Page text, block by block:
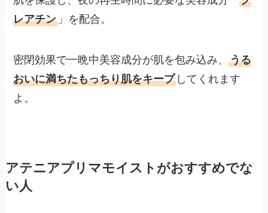
レアチン 」を配合。
密閉効果で一晩中美容成分が肌を包み込み、うる
おいに満ちたもっちり肌をキープ してくれます
よ。
アテニアプリマモイストがおすすめでな
い人